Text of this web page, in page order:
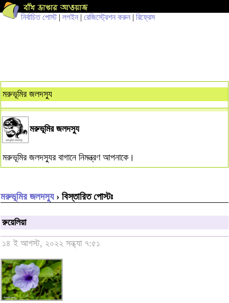
নির্বাচিত পোস্ট| লগইন | রেজিস্ট্রেশন করুন | রিফ্রেস
মরুভূমির জলদস্যু
মরুভূমির জলদস্যু
মরুভূমির জলদস্যুর বাগানে নিমন্ত্রণ আপনাকে।
মরুভূমির জলদস্যু› বিস্তারিত পোস্টঃ
রুয়েলিয়া
১৪ ই আগস্ট, ২০২২ সন্ধ্যা ৭:৫১